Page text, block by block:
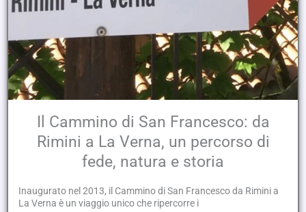
Il Cammino di San Francesco: da
Rimini a La Verna, un percorso di
fede, natura e storia
Inaugurato nel 2013, il Cammino di San Francesco da Rimini a
La Verna è un viaggio unico che ripercorre i